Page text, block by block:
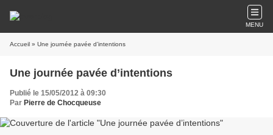
MENU
Accueil » Une journée pavée d’intentions
Une journée pavée d’intentions
Publié le 15/05/2012 à 09:30
Par Pierre de Chocqueuse